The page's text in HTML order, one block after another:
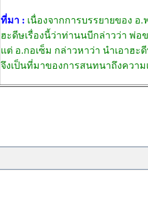
ที่มา : เนื่องจากการบรรยายของ อ.
ฮะดีษเรื่องนี้ว่าท่านนบีกล่าวว่า พ่อ
แต่ อ.กอเซ็ม กล่าวหาว่า นำเอาฮะ
จึงเป็นที่มาของการสนทนาถึงควา